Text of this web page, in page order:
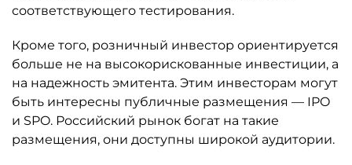
соответствующего тестирования.
Кроме того, розничный инвестор ориентируется
больше не на высокорискованные инвестиции, а
на надежность эмитента. Этим инвесторам могут
быть интересны публичные размещения — IPO
и SPO. Российский рынок богат на такие
размещения, они доступны широкой аудитории.